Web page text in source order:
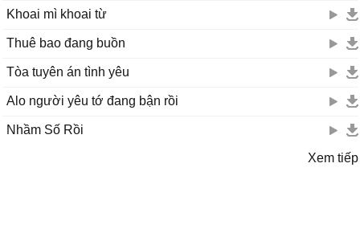
Khoai mì khoai từ
Thuê bao đang buồn
Tòa tuyên án tình yêu
Alo người yêu tớ đang bận rồi
Nhầm Số Rồi
Xem tiếp